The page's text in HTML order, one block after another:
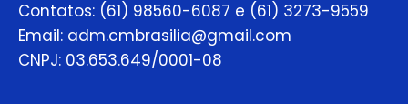
Contatos: (61) 98560-6087 e (61) 3273-9559
Email: adm.cmbrasilia@gmail.com
CNPJ: 03.653.649/0001-08